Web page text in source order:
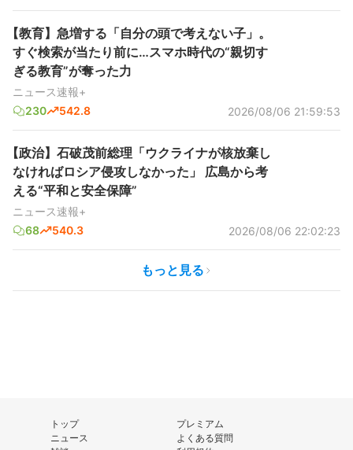
【教育】急増する「自分の頭で考えない子」。
すぐ検索が当たり前に…スマホ時代の“親切す
ぎる教育”が奪った力
ニュース速報+
230
542.8 2026/08/06 21:59:53
【政治】石破茂前総理「ウクライナが核放棄し
なければロシア侵攻しなかった」 広島から考
える“平和と安全保障”
ニュース速報+
68
540.3 2026/08/06 22:02:23
もっと見る
トップ
ニュース
プレミアム
よくある質問